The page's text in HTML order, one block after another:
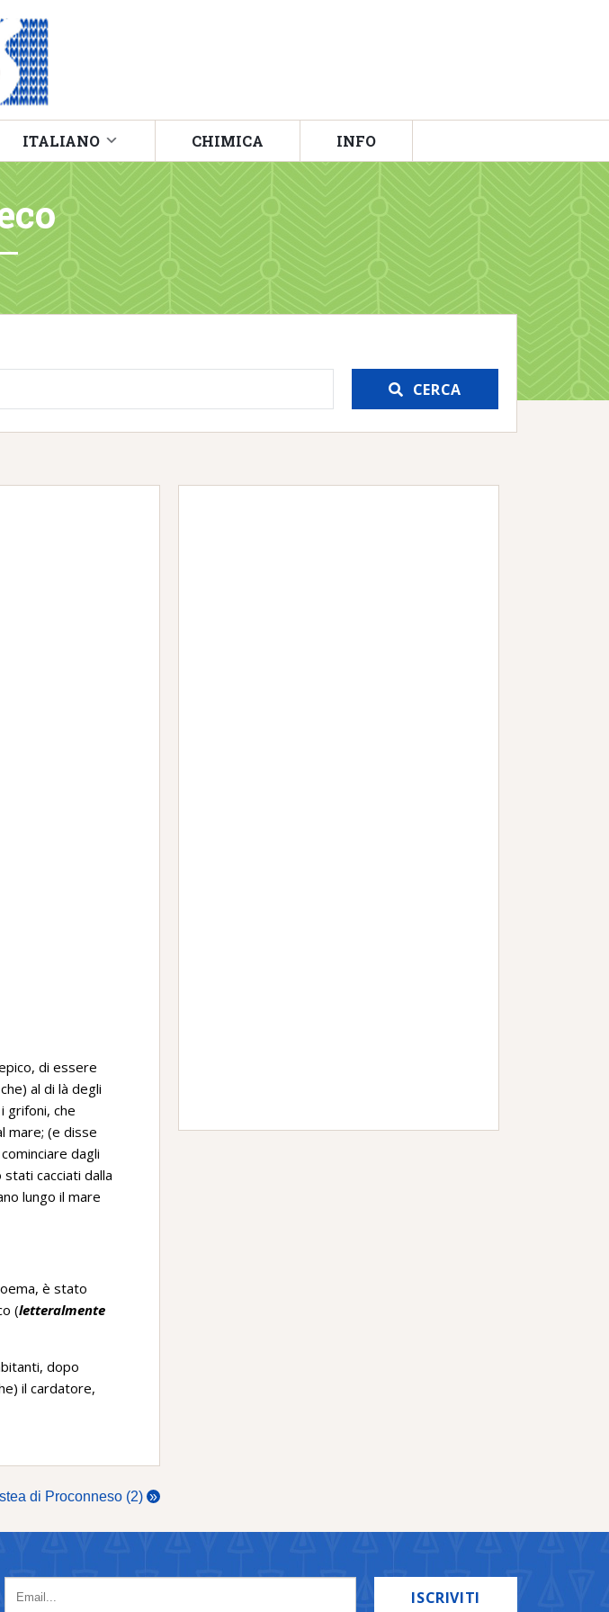
ITALIANO CHIMICA INFO
CERCA
di essere
al di là degli
grifoni, che
mare; (e disse
dagli
cacciati dalla
lungo il mare
è stato
(letteralmente
dopo
il cardatore,
di Proconneso (2)»
ISCRIVITI